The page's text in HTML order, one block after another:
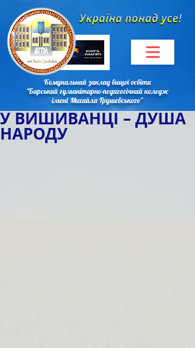
Комунальний заклад вищої освіти
"Барський гуманітарно-педагогічний коледж
імені Михайла Грушевського"
У ВИШИВАНЦІ – ДУША
НАРОДУ